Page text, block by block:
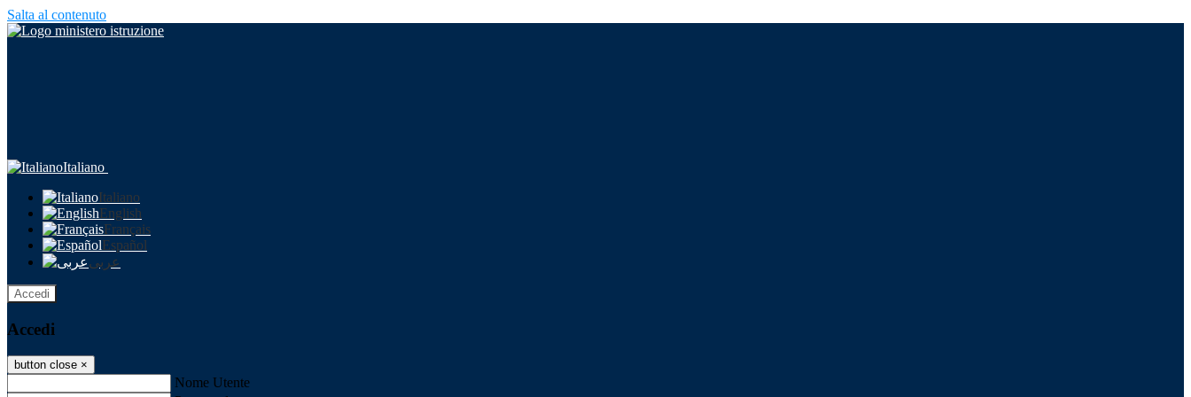
Salta al contenuto
Italiano
Italiano
English
Français
Español
عربى
Accedi
Accedi
button close ×
Nome Utente